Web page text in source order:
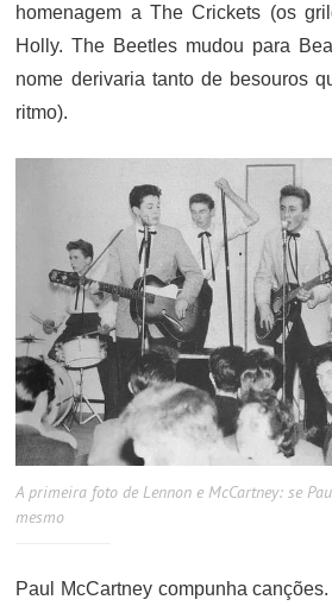
homenagem a The Crickets (os
Holly. The Beetles mudou para
nome derivaria tanto de besouros
ritmo).
A primeira foto de Lennon e McCartney: se
mesmo
Paul McCartney compunha